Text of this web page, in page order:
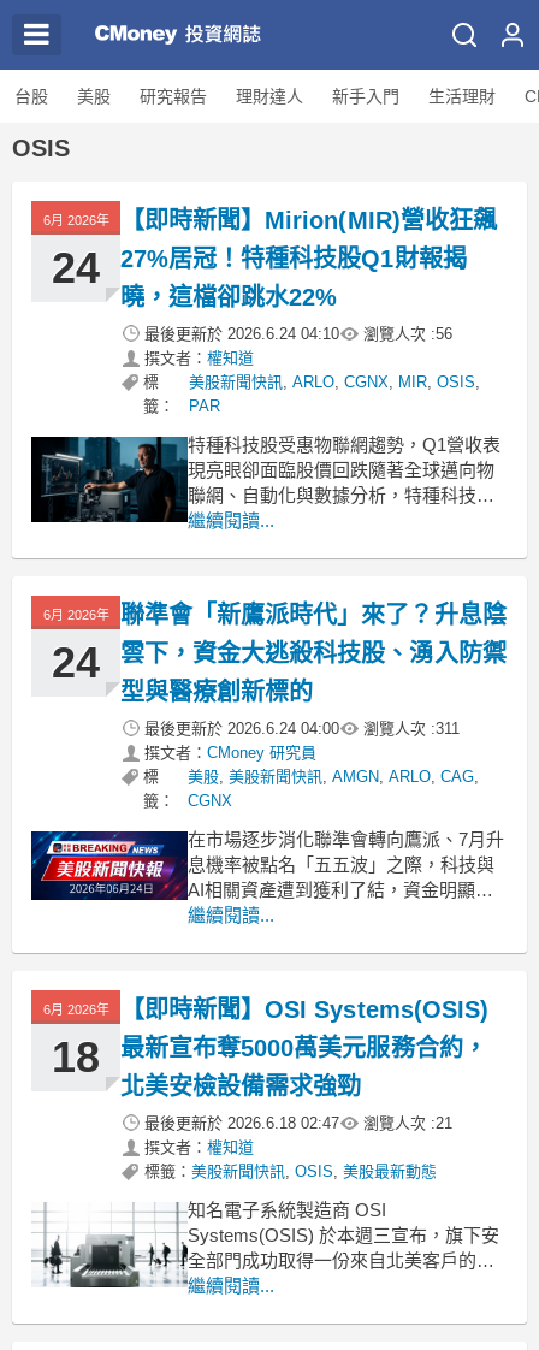
台股 美股 研究報告 理財達人 新手入門 生活理財
OSIS
6月 2026年
24
【即時新聞】Mirion(MIR)營收狂飆
27%居冠！特種科技股Q1財報揭
曉，這檔卻跳水22%
最後更新於 2026.6.24 04:10 瀏覽人次 :56
撰文者： 權知道
標
籤：
美股新聞快訊,ARLO,CGNX, MIR,OSIS,
PAR
特種科技股受惠物聯網趨勢，Q1營收表
現亮眼卻面臨股價回跌隨著全球邁向物
聯網、自動化與數據分析，特種科技類
股迎來強勁的需求動能。許多企業需要
益嚴格的數據隱私法規審查。在最新公
布的第一季財報中，整體特種科技類股
表現強勁，營收平均超出分析
繼續閱讀...
6月 2026年
24
聯準會「新鷹派時代」來了？升息陰
雲下，資金大逃殺科技股、湧入防禦
型與醫療創新標的
最後更新於 2026.6.24 04:00 瀏覽人次 :311
撰文者： CMoney 研究員
標
籤：
美股, 美股新聞快訊, AMGN, ARLO, CAG,
CGNX
在市場逐步消化聯準會轉向鷹派、7月升
息機率被點名「五五波」之際，科技與
AI相關資產遭到獲利了結，資金明顯轉
進民生必需消費與生技醫療等防禦與創
display: flex !
繼續閱讀...
6月 2026年
18
【即時新聞】OSI Systems(OSIS)
最新宣布奪5000萬美元服務合約，
北美安檢設備需求強勁
最後更新於 2026.6.18 02:47 瀏覽人次 :21
撰文者： 權知道
標籤： 美股新聞快訊, OSIS, 美股最新動態
知名電子系統製造商 OSI
Systems(OSIS) 於本週三宣布，旗下安
全部門成功取得一份來自北美客戶的維
護訂單，總金額約達 5000 萬美元。該合
繼續閱讀...